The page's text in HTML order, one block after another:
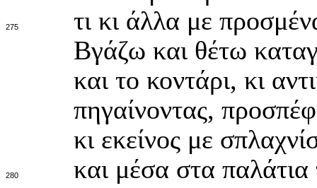
275
τι κι άλλα με
Βγάζω και θέτω
και το κοντάρι, κι
πηγαίνοντας,
κι εκείνος με
280
και μέσα στα